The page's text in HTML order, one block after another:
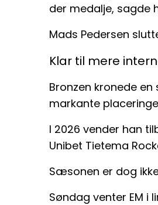
der medalje, sagde
Mads Pedersen
Klar til mere
Bronzen kronede
markante
I 2026 vender han
Unibet Tietema
Sæsonen er dog
Søndag venter EM i